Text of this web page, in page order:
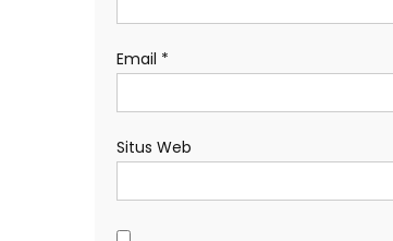
Email *
Situs Web